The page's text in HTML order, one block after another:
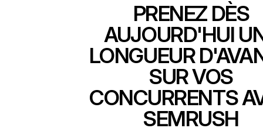
PRENEZ DÈS
AUJOURD'HUI
LONGUEUR
SUR VOS
CONCURRENTS
SEMRUSH